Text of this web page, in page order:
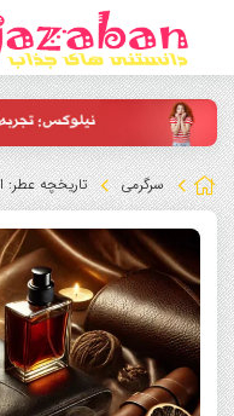
سرگرمی تاریخچه